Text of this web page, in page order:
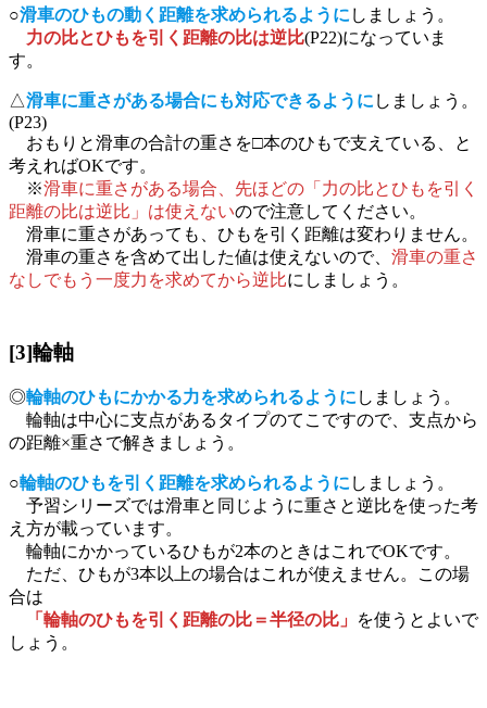
○滑車のひもの動く距離を求められるように しましょう。
力の比とひもを引く距離の比は逆比(P22)になっていま
す。
△滑車に重さがある場合にも対応できるように しましょう。
(P23)
おもりと滑車の合計の重さを□本のひもで支えている、と
考えればOKです。
※滑車に重さがある場合、先ほどの「力の比とひもを引く
距離の比は逆比」は使えないので注意してください。
滑車に重さがあっても、ひもを引く距離は変わりません。
滑車の重さを含めて出した値は使えないので、 滑車の重さ
なしでもう一度力を求めてから逆比にしましょう。
[3]輪軸
◎輪軸のひもにかかる力を求められるように しましょう。
輪軸は中心に支点があるタイプのてこですので、支点から
の距離×重さで解きましょう。
○輪軸のひもを引く距離を求められるように しましょう。
予習シリーズでは滑車と同じように重さと逆比を使った考
え方が載っています。
輪軸にかかっているひもが2本のときはこれでOKです。
ただ、ひもが3本以上の場合はこれが使えません。この場
合は
「輪軸のひもを引く距離の比＝半径の比」
を使うとよいで
しょう。